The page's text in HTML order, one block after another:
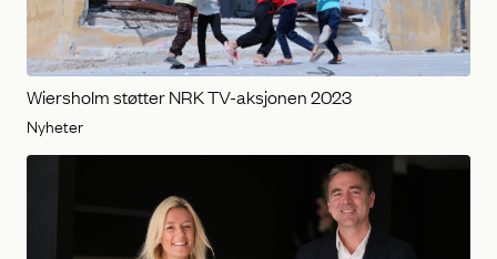
Wiersholm støtter NRK TV-aksjonen 2023
Nyheter